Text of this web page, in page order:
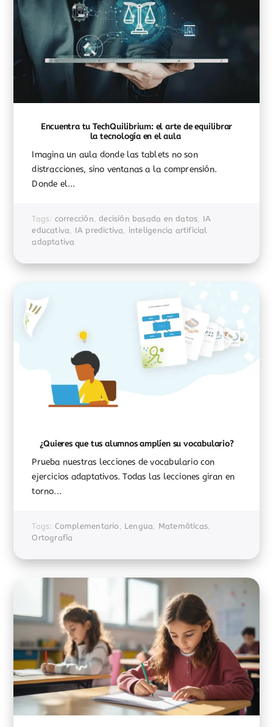
Encuentra tu TechQuilibrium: el arte de equilibrar
la tecnología en el aula
Imagina un aula donde las tablets no son
distracciones, sino ventanas a la comprensión.
Donde el...
Tags: corrección,decisión basada en datos, IA
educativa, IA predictiva, inteligencia artificial
adaptativa
¿Quieres que tus alumnos amplíen su vocabulario?
Prueba nuestras lecciones de vocabulario con
ejercicios adaptativos. Todas las lecciones giran en
torno...
Tags: Complementario, Lengua, Matemáticas,
Ortografía